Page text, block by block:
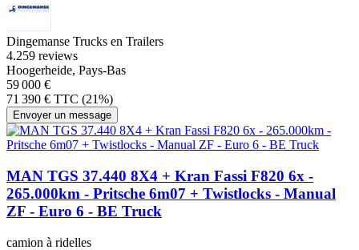
Dingemanse Trucks en Trailers
4.259 reviews
Hoogerheide, Pays-Bas
59 000 €
71 390 € TTC (21%)
Envoyer un message
MAN TGS 37.440 8X4 + Kran Fassi F820 6x -
265.000km - Pritsche 6m07 + Twistlocks - Manual
ZF - Euro 6 - BE Truck
camion à ridelles